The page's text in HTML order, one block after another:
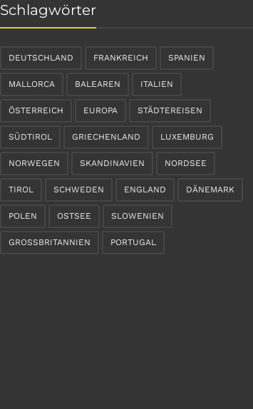
Schlagwörter
DEUTSCHLAND FRANKREICH SPANIEN
MALLORCA BALEAREN ITALIEN
ÖSTERREICH EUROPA STÄDTEREISEN
SÜDTIROL GRIECHENLAND LUXEMBURG
NORWEGEN SKANDINAVIEN NORDSEE
TIROL SCHWEDEN ENGLAND DÄNEMARK
POLEN OSTSEE SLOWENIEN
GROSSBRITANNIEN PORTUGAL